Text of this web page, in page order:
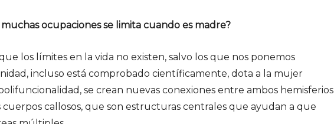
ocupaciones se limita cuando es madre?
los límites en la vida no existen, salvo los que nos ponemos
incluso está comprobado científicamente, dota a la mujer
se crean nuevas conexiones entre ambos hemisferios
callosos, que son estructuras centrales que ayudan a que